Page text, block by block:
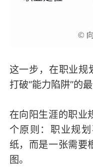
这一步，在职业规
打破“能力陷阱”的最
在向阳生涯的职业
个原则：职业规
纸，而是一张需要
图。